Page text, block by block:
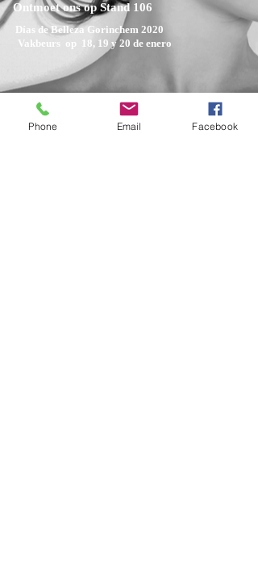
Días de Belleza Gorinchem 2020
Vakbeurs op 18, 19 y 20 de enero
Ontmoet ons op Stand 106
Phone Email Facebook